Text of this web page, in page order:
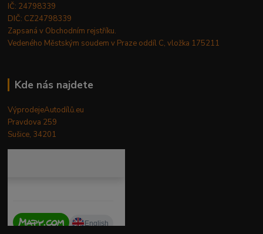
IČ: 24798339
DIČ: CZ24798339
Zapsaná v Obchodním rejstříku.
Vedeného Městským soudem v Praze oddíl C, vložka 175211
Kde nás najdete
VýprodejeAutodílů.eu
Pravdova 259
Sušice, 34201